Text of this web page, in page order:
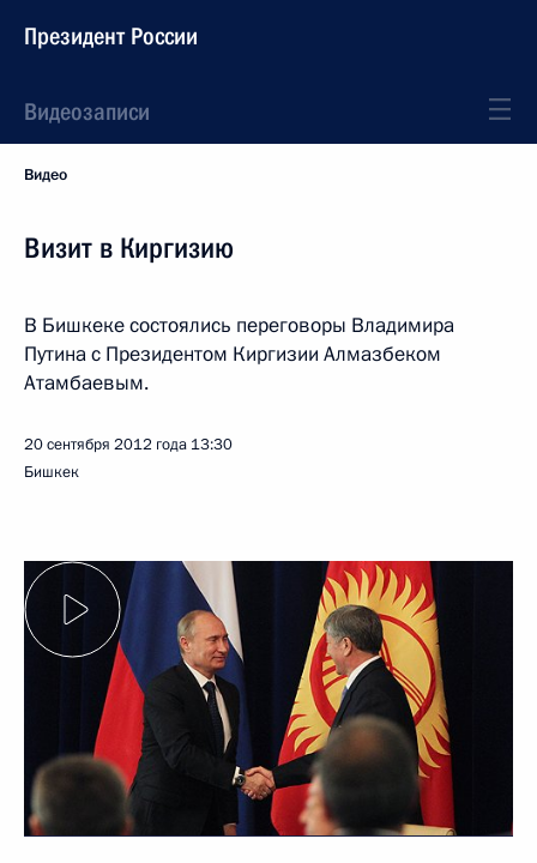
Президент России
Видеозаписи
Видео
Визит в Киргизию
В Бишкеке состоялись переговоры Владимира
Путина с Президентом Киргизии Алмазбеком
Атамбаевым.
20 сентября 2012 года 13:30
Бишкек